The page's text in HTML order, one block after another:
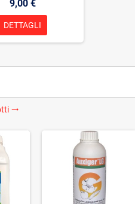
9,00 €
DETTAGLI
trending_flat